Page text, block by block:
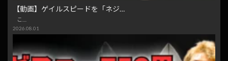
【動画】ゲイルスピードを「ネジ…
こ…
2026.08.01